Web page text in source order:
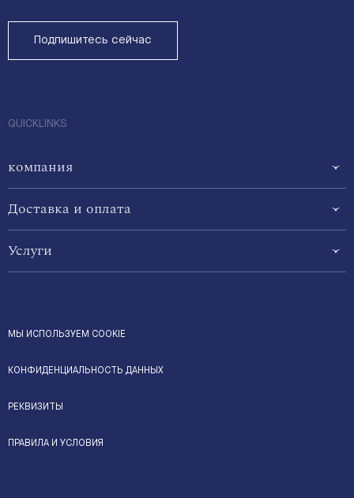
Подпишитесь сейчас
QUICKLINKS
компания
Доставка и оплата
Услуги
МЫ ИСПОЛЬЗУЕМ COOKIE
КОНФИДЕНЦИАЛЬНОСТЬ ДАННЫХ
РЕКВИЗИТЫ
ПРАВИЛА И УСЛОВИЯ